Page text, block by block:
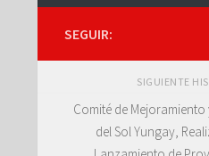
SEGUIR:
SIGUIENTE
Comité de
del Sol Yungay,